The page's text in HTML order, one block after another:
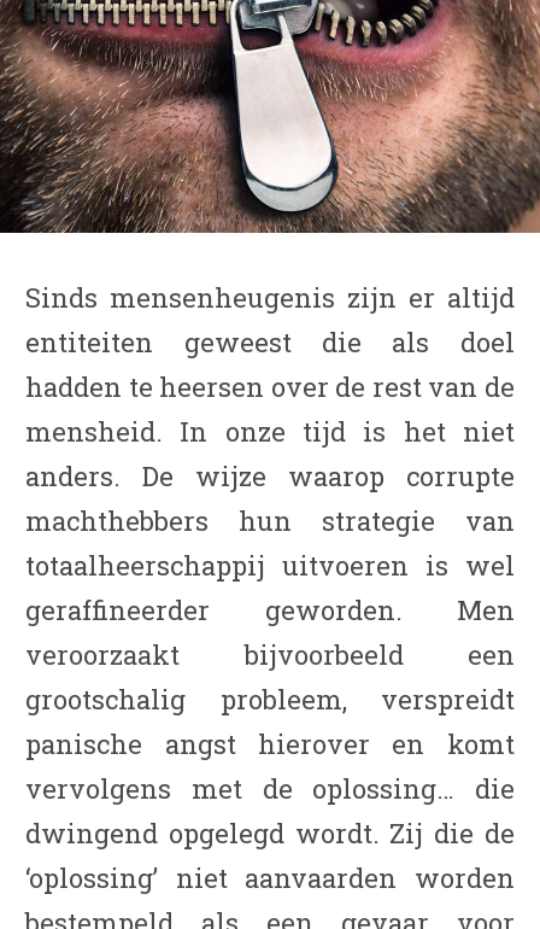
Sinds mensenheugenis zijn er altijd
entiteiten geweest die als doel
hadden te heersen over de rest van de
mensheid. In onze tijd is het niet
anders. De wijze waarop corrupte
machthebbers hun strategie van
totaalheerschappij uitvoeren is wel
geraffineerder geworden. Men
veroorzaakt bijvoorbeeld een
grootschalig probleem, verspreidt
panische angst hierover en komt
vervolgens met de oplossing… die
dwingend opgelegd wordt. Zij die de
‘oplossing’ niet aanvaarden worden